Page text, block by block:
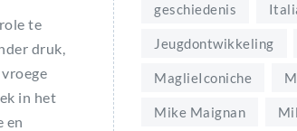
te
druk,
in het
en
geschiedenis
Jeugdontwikkeling
MaglieIconiche
Mike Maignan